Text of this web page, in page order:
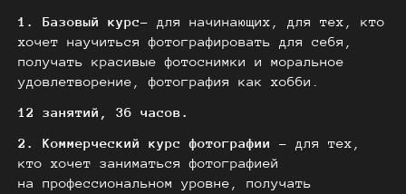
1. Базовый курс- для начинающих, для тех, кто
хочет научиться фотографировать для себя,
получать красивые фотоснимки и моральное
удовлетворение, фотография как хобби.
12 занятий, 36 часов.
2. Коммерческий курс фотографии – для тех,
кто хочет заниматься фотографией
на профессиональном уровне, получать